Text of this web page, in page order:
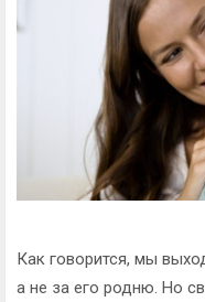
Как говорится, мы
а не за его родню. Но